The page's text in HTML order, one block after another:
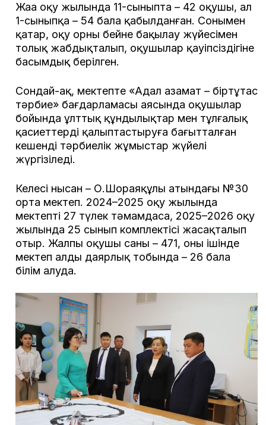
Жаңа оқу жылында 11-сыныпта – 42 оқушы, ал
1-сыныпқа – 54 бала қабылданған. Сонымен
қатар, оқу орны бейне бақылау жүйесімен
толық жабдықталып, оқушылар қауіпсіздігіне
басымдық берілген.
Сондай-ақ, мектепте «Адал азамат – біртұтас
тәрбие» бағдарламасы аясында оқушылар
бойында ұлттық құндылықтар мен тұлғалық
қасиеттерді қалыптастыруға бағытталған
кешенді тәрбиелік жұмыстар жүйелі
жүргізіледі.
Келесі нысан – О.Шораяқұлы атындағы №30
орта мектеп. 2024–2025 оқу жылында
мектепті 27 түлек тәмамдаса, 2025–2026 оқу
жылында 25 сынып комплектісі жасақталып
отыр. Жалпы оқушы саны – 471, оның ішінде
мектеп алды даярлық тобында – 26 бала
білім алуда.